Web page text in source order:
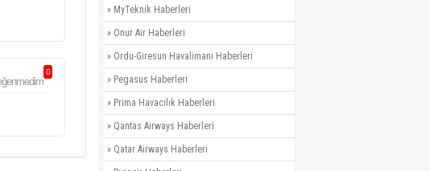
0
» MyTeknik Haberleri
» Onur Air Haberleri
» Ordu-Giresun Havalimanı Haberleri
» Pegasus Haberleri
» Prima Havacılık Haberleri
» Qantas Airways Haberleri
» Qatar Airways Haberleri